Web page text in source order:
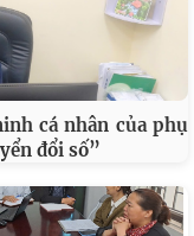
cá nhân của phụ
đổi số”